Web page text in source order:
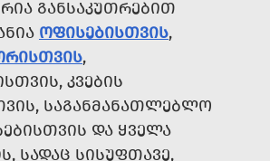
ᲒᲐᲜᲡᲐᲙᲣᲗᲠᲔᲑᲘᲗ
ᲝᲤᲘᲡᲔᲑᲘᲡᲗᲕᲘᲡ,
,
ᲙᲕᲔᲑᲘᲡ
ᲡᲐᲒᲐᲜᲛᲐᲜᲐᲗᲚᲔᲑᲚᲝ
ᲓᲐ ᲧᲕᲔᲚᲐ
ᲡᲐᲓᲐᲪ ᲡᲘᲡᲣᲤᲗᲐᲕᲔ,